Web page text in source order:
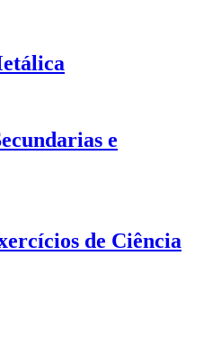
e
de Ciência